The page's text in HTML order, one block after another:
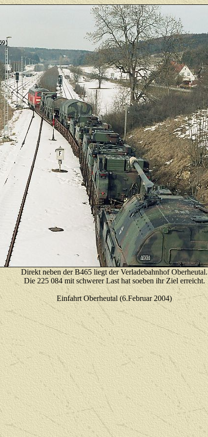
Direkt neben der B465 liegt der Verladebahnhof Oberheutal.
Die 225 084 mit schwerer Last hat soeben ihr Ziel erreicht.
Einfahrt Oberheutal (6.Februar 2004)